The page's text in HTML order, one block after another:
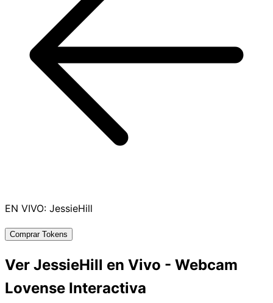
EN VIVO: JessieHill
Comprar Tokens
Ver JessieHill en Vivo - Webcam
Lovense Interactiva